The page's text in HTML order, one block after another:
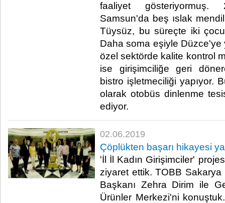
faaliyet
Samsun'da beş ıslak
Tüysüz, bu süreçte iki
Daha soma eşiyle
özel sektörde kalite kontrol
ise girişimciliğe geri
bistro işletmeciliği yapıyor.
olarak otobüs dinlenme
ediyor. ​
02.06.2019
Çöplükten başarı hikayesi
'İl İl Kadın Girişimciler'
ziyaret ettik. TOBB Sakarya
Başkanı Zehra Dirim ile
Ürünler Merkezi'ni